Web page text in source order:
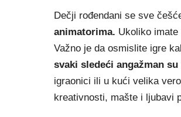
Dečji rođendani se sve
animatorima. Ukoliko
Važno je da osmislite igre
svaki sledeći angažman su
igraonici ili u kući velika
kreativnosti, mašte i ljubavi